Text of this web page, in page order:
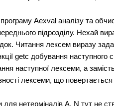
Aexval аналізу та
підрозділу. Нехай
Читання лексем виразу
getc добування
наступної лексеми, а
лексеми, що
для нетерміналів A, N тут не